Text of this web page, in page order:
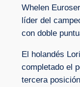
Whelen
líder del
con doble
El holandés
completado el
tercera